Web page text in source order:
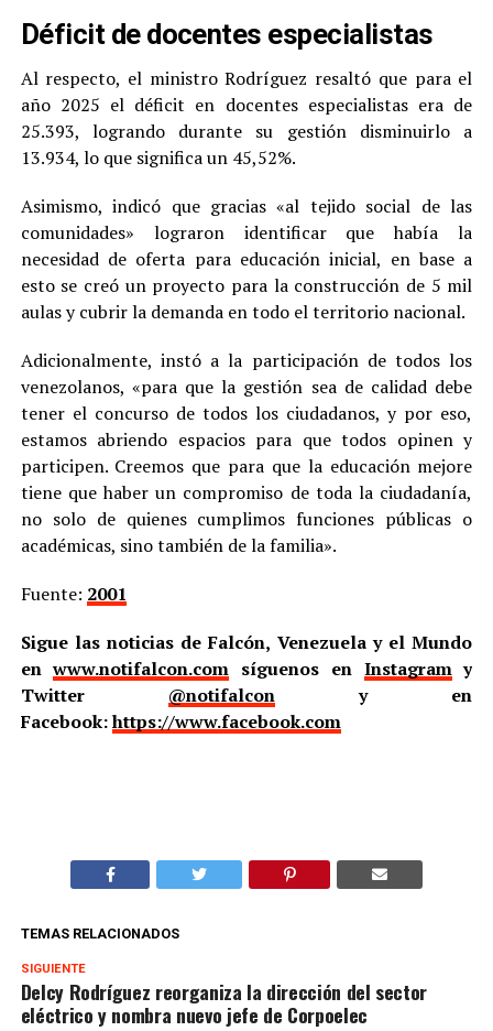
Déficit de docentes especialistas
Al respecto, el ministro Rodríguez resaltó que para el
año 2025 el déficit en docentes especialistas era de
25.393, logrando durante su gestión disminuirlo a
13.934, lo que significa un 45,52%.
Asimismo, indicó que gracias «al tejido social de las
comunidades» lograron identificar que había la
necesidad de oferta para educación inicial, en base a
esto se creó un proyecto para la construcción de 5 mil
aulas y cubrir la demanda en todo el territorio nacional.
Adicionalmente, instó a la participación de todos los
venezolanos, «para que la gestión sea de calidad debe
tener el concurso de todos los ciudadanos, y por eso,
estamos abriendo espacios para que todos opinen y
participen. Creemos que para que la educación mejore
tiene que haber un compromiso de toda la ciudadanía,
no solo de quienes cumplimos funciones públicas o
académicas, sino también de la familia».
Fuente: 2001
Sigue las noticias de Falcón, Venezuela y el Mundo
enwww.notifalcon.com síguenos en Instagramy
Twitter @notifalcony en
Facebook:https://www.facebook.com
TEMAS RELACIONADOS
SIGUIENTE
Delcy Rodríguez reorganiza la dirección del sector
eléctrico y nombra nuevo jefe de Corpoelec